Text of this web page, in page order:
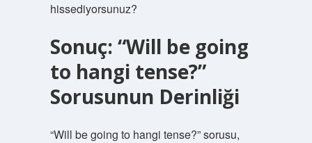
hissediyorsunuz?
Sonuç: “Will be going
to hangi tense?”
Sorusunun Derinliği
“Will be going to hangi tense?” sorusu,